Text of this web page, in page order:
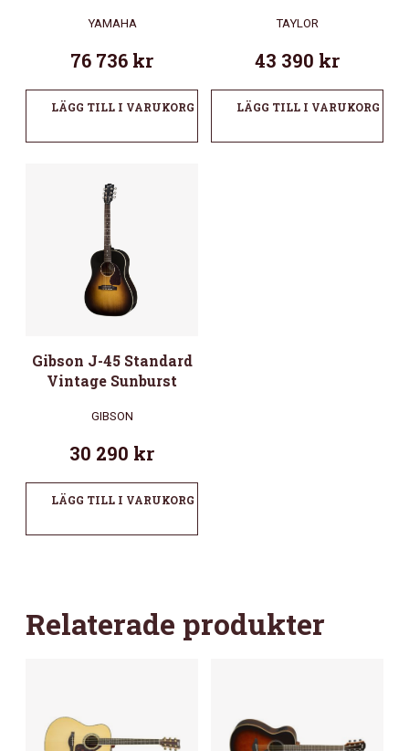
YAMAHA
76 736 kr
LÄGG TILL I VARUKORG
TAYLOR
43 390 kr
LÄGG TILL I VARUKORG
Gibson J-45 Standard
Vintage Sunburst
GIBSON
30 290 kr
LÄGG TILL I VARUKORG
Relaterade produkter